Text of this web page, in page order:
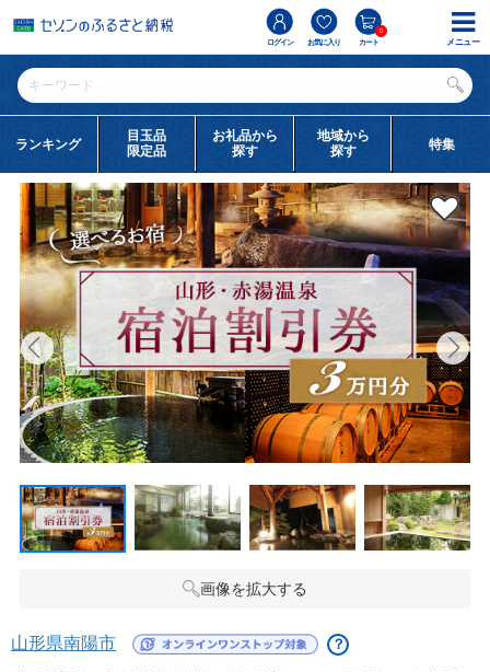
ログイン お気に入り カート
0
ランキング
目玉品
限定品
お礼品から
探す
地域から
探す
特集
画像を拡大する
山形県南陽市 ？
メニュー